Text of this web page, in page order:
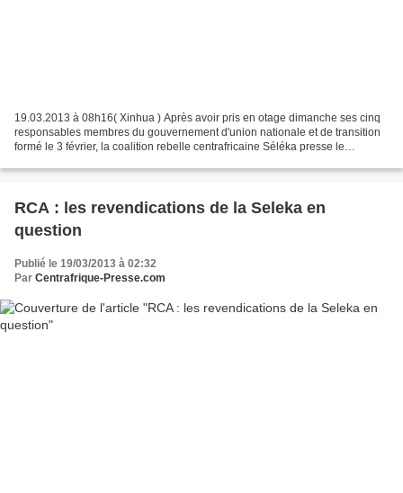
19.03.2013 à 08h16( Xinhua ) Après avoir pris en otage dimanche ses cinq
responsables membres du gouvernement d'union nationale et de transition
formé le 3 février, la coalition rebelle centrafricaine Séléka presse le
RCA : les revendications de la Seleka en
question
Publié le 19/03/2013 à 02:32
Par Centrafrique-Presse.com